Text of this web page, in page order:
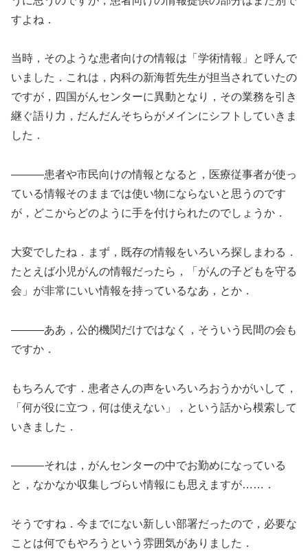
すよね．
当時，そのような患者向けの情報は「学術情報」と呼んで
いました．これは，内科の新海哲先生が担当されていたの
ですが，四国がんセンターに異動となり，その業務を引き
継ぐ語り力，だんだんそちらがメインにシフトしていきま
した．
―――患者や市民向けの情報となると，医療従事者が使っ
ている情報そのままでは使い物にならないと思うのです
が，どこからどのように手を付けられたのでしょうか．
大変でしたね．まず，既存の情報をいろいろ探しまわる．
たとえば小児がんの情報だったら，「がんの子どもを守る
会」が非常にいい情報を持っているなあ，とか．
―――ああ，公的機関だけではなく，そういう民間の会も
ですか．
もちろんです．患者さんの声をいろいろおうかがいして，
「何が役に立つ，何は使えない」，という話から模索して
いきました．
―――それは，がんセンターの中でお勤めになっている
と，なかなか収集しづらい情報にも思えますが……．
そうですね．今までにない新しい部署だったので，必要な
ことは何でもやろうという雰囲気がありました．